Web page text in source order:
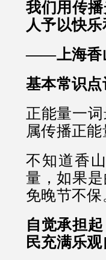
我们用传
人予以快
——上海香
基本常识点
正能量一
属传播正
不知道香
量，如果
免晚节不保
自觉承担
民充满乐